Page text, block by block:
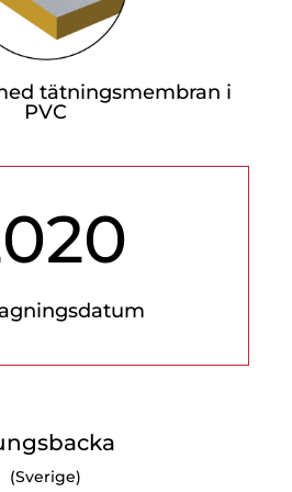
tätningsmembran i
PVC
(Sverige)